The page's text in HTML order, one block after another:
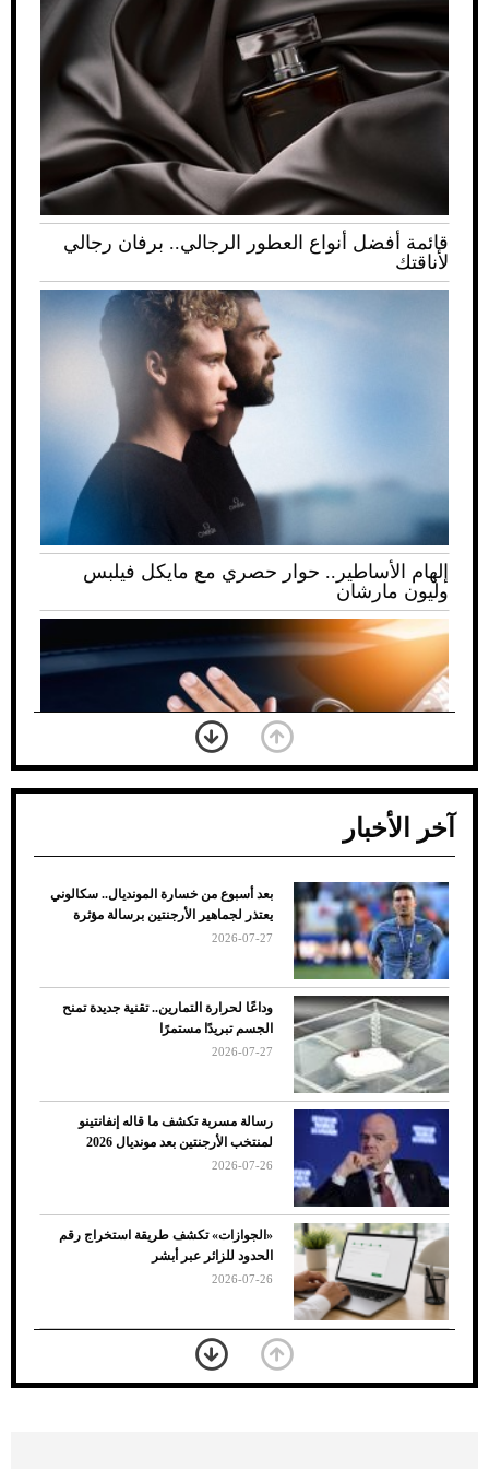
قائمة أفضل أنواع العطور الرجالي.. برفان رجالي
لأناقتك
إلهام الأساطير.. حوار حصري مع مايكل فيلبس
وليون مارشان
ضعف تبريد مكيف السيارة عند الوقوف.. أشهر
الأسباب والحلول
7 نصائح لاختيار لون البنطلون المناسب للقميص
الأسود
آخر الأخبار
بعد أسبوع من خسارة المونديال.. سكالوني
يعتذر لجماهير الأرجنتين برسالة مؤثرة
2026-07-27
وداعًا لحرارة التمارين.. تقنية جديدة تمنح
الجسم تبريدًا مستمرًا
2026-07-27
رسالة مسربة تكشف ما قاله إنفانتينو
لمنتخب الأرجنتين بعد مونديال 2026
2026-07-26
«الجوازات» تكشف طريقة استخراج رقم
الحدود للزائر عبر أبشر
2026-07-26
بعد 7 أشهر من تعرضه لحادث مروع.. جوشوا
يفوز على برينغا بـ"الضربة القاضية" (فيديو)